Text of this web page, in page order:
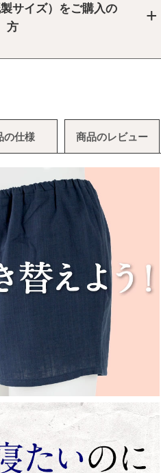
サイズ）をご購入の
方
の仕様 商品のレビュー